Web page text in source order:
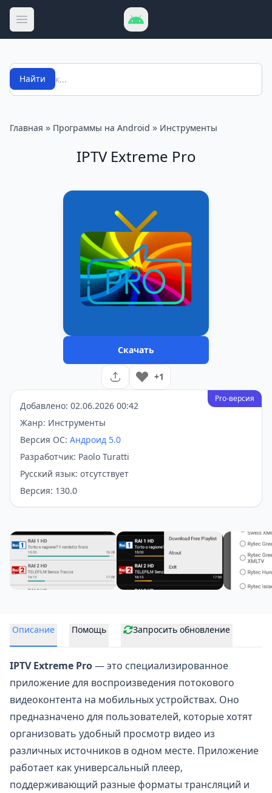
Открыть меню
Поиск
Найти
Главная » Программы на Android » Инструменты
IPTV Extreme Pro
Скачать
+1
Pro-версия
Добавлено: 02.06.2026 00:42
Жанр: Инструменты
Версия ОС: Андроид 5.0
Разработчик: Paolo Turatti
Русский язык: отсутствует
Версия: 130.0
Описание Помощь Запросить обновление
IPTV Extreme Pro— это специализированное
приложение для воспроизведения потокового
видеоконтента на мобильных устройствах. Оно
предназначено для пользователей, которые хотят
организовать удобный просмотр видео из
различных источников в одном месте. Приложение
работает как универсальный плеер,
поддерживающий разные форматы трансляций и